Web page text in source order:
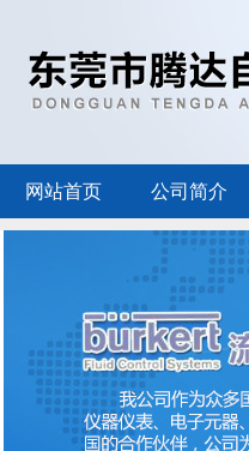
网站首页 公司简介